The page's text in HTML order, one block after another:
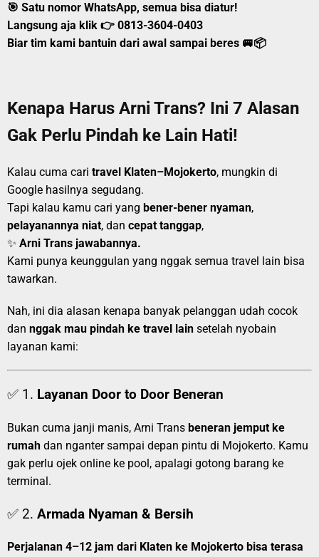
🎯 Satu nomor WhatsApp, semua bisa diatur!
Langsung aja klik 👉 0813-3604-0403
Biar tim kami bantuin dari awal sampai beres 🚐📦
Kenapa Harus Arni Trans? Ini 7 Alasan
Gak Perlu Pindah ke Lain Hati!
Kalau cuma cari travel Klaten–Mojokerto, mungkin di
Google hasilnya segudang.
Tapi kalau kamu cari yang bener-bener nyaman,
pelayanannya niat, dan cepat tanggap,
✨ Arni Trans jawabannya.
Kami punya keunggulan yang nggak semua travel lain bisa
tawarkan.
Nah, ini dia alasan kenapa banyak pelanggan udah cocok
dan nggak mau pindah ke travel lain setelah nyobain
layanan kami:
✅ 1. Layanan Door to Door Beneran
Bukan cuma janji manis, Arni Trans beneran jemput ke
rumah dan nganter sampai depan pintu di Mojokerto. Kamu
gak perlu ojek online ke pool, apalagi gotong barang ke
terminal.
✅ 2. Armada Nyaman & Bersih
Perjalanan 4–12 jam dari Klaten ke Mojokerto bisa terasa